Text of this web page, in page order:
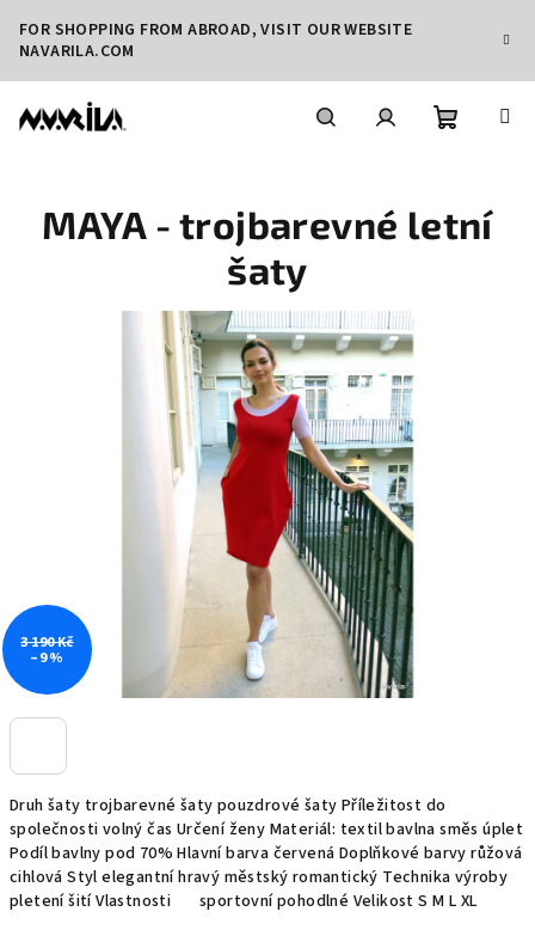
obsah
FOR SHOPPING FROM ABROAD, VISIT OUR WEBSITE
NAVARILA.COM
košík
Druh šaty trojbarevné šaty pouzdrové šaty Příležitost do
společnosti volný čas Určení ženy Materiál: textil bavlna směs úplet
Podíl bavlny pod 70% Hlavní barva červená Doplňkové barvy růžová
cihlová Styl elegantní hravý městský romantický Technika výroby
pletení šití Vlastnosti sportovní pohodlné Velikost S M L XL
MAYA - trojbarevné letní
šaty
3 190 Kč
–9 %